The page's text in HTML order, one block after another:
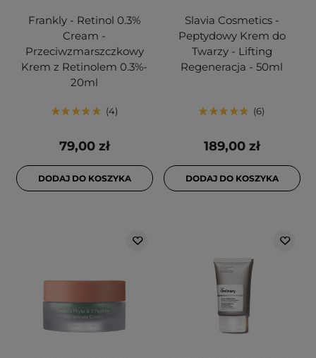
Frankly - Retinol 0.3%
Cream -
Przeciwzmarszczkowy
Krem z Retinolem 0.3%-
20ml
4
79,00 zł
DODAJ DO KOSZYKA
Slavia Cosmetics -
Peptydowy Krem do
Twarzy - Lifting
Regeneracja - 50ml
6
189,00 zł
DODAJ DO KOSZYKA